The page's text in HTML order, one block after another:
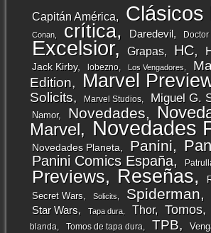
Capitán América Clásicos
Conan crítica Daredevil Doctor
Excelsior Grapas HC
Jack Kirby lobezno Los Vengadores
Edition
Marvel
Solicits
Marvel Studios Miguel G.
Namor Novedades
Marvel
Novedades
Novedades Planeta Panini
Panini Comics España
Previews Reseñas
Secret Wars Solicits Spiderman
Star Wars Tapa dura Thor Tomos
blanda
Tomos de tapa dura TPB